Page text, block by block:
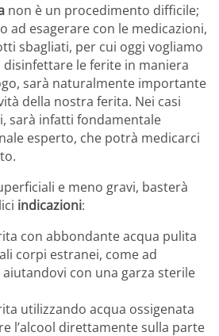
non è un procedimento difficile;
ad esagerare con le medicazioni,
sbagliati, per cui oggi vogliamo
disinfettare le ferite in maniera
sarà naturalmente importante
della nostra ferita. Nei casi
sarà infatti fondamentale
esperto, che potrà medicarci
e meno gravi, basterà
indicazioni:
con abbondante acqua pulita
corpi estranei, come ad
con una garza sterile
utilizzando acqua ossigenata
l’alcool direttamente sulla parte